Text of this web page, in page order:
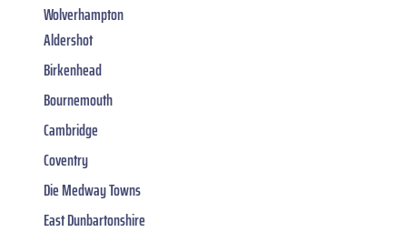
Wolverhampton
Aldershot
Birkenhead
Bournemouth
Cambridge
Coventry
Die Medway Towns
East Dunbartonshire